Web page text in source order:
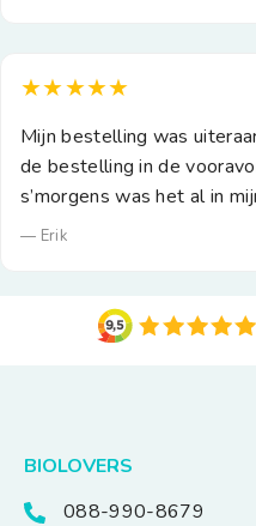
★★★★★
Mijn bestelling was
de bestelling in de
s’morgens was het al in
— Erik
BIOLOVERS
088-990-8679